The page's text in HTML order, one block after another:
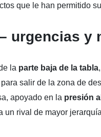
que le han permitido
urgencias y
la parte baja de la tabla
para salir de la zona de
apoyado en la presión
un rival de mayor